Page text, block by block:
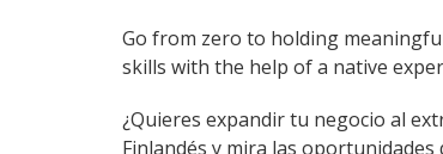
Go from zero to holding
skills with the help of a native
¿Quieres expandir tu negocio al
Finlandés y mira las